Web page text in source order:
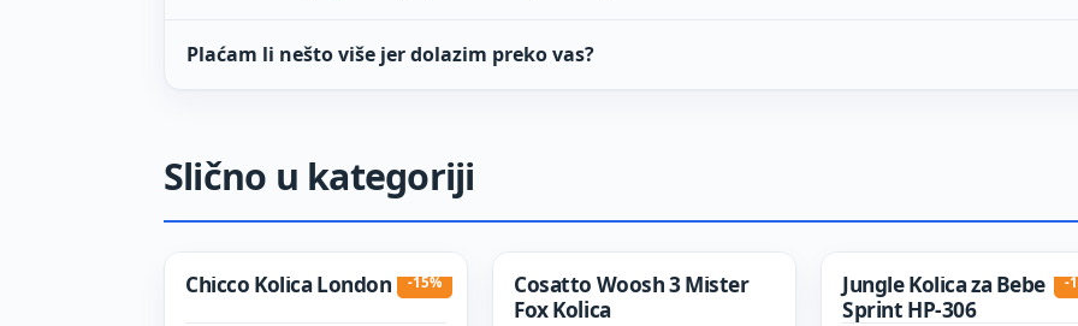
Plaćam li nešto više jer dolazim preko vas?
Slično u kategoriji
-15%
Chicco Kolica London Up
Cosatto Woosh 3 Mister
Fox Kolica
-
Jungle Kolica za Bebe
Sprint HP-306